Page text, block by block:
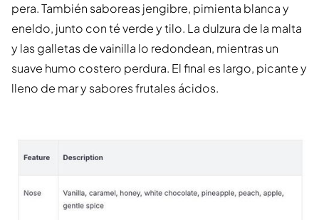
pera. También saboreas jengibre, pimienta blanca y
eneldo, junto con té verde y tilo. La dulzura de la malta
y las galletas de vainilla lo redondean, mientras un
suave humo costero perdura. El final es largo, picante y
lleno de mar y sabores frutales ácidos.